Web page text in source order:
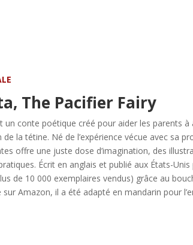
The Pacifier Fairy
un conte poétique créé pour aider les parents
de la tétine. Né de l’expérience vécue avec sa
offre une juste dose d’imagination, des
Écrit en anglais et publié aux États-
de 10 000 exemplaires vendus) grâce au
Amazon, il a été adapté en mandarin pour